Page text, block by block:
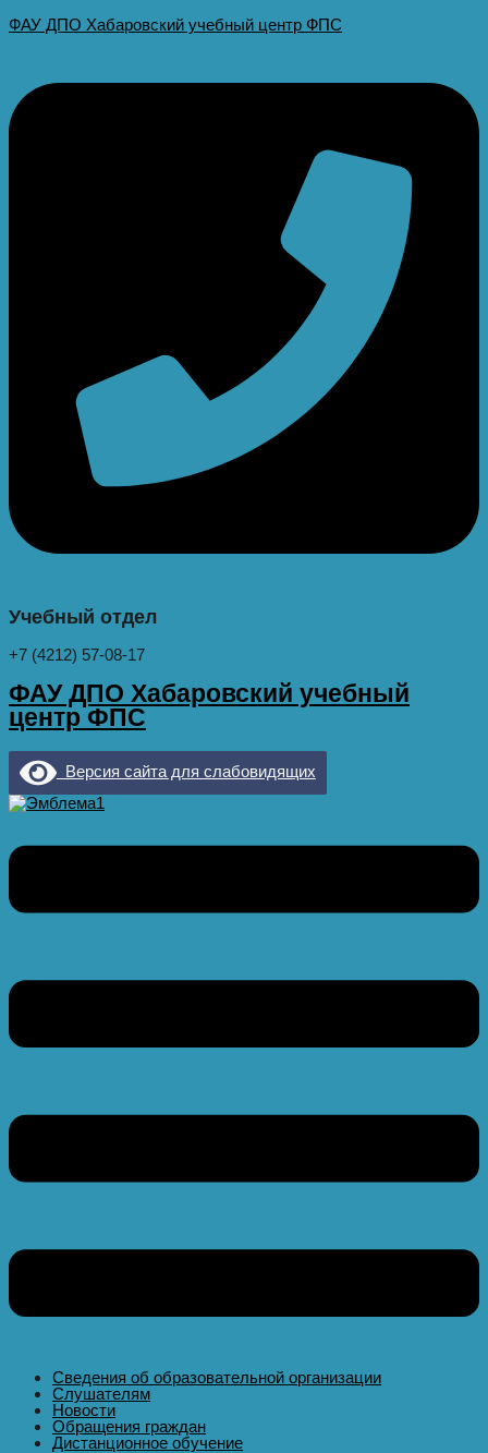
ФАУ ДПО Хабаровский учебный центр ФПС
Учебный отдел
+7 (4212) 57-08-17
ФАУ ДПО Хабаровский учебный
центр ФПС
Версия сайта для слабовидящих
Сведения об образовательной организации
Слушателям
Новости
Обращения граждан
Дистанционное обучение